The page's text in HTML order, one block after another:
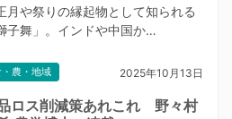
や祭りの縁起物として知られる
子舞」。インドや中国か…
農・地域 2025年10月13日
ロス削減策あれこれ 野々村